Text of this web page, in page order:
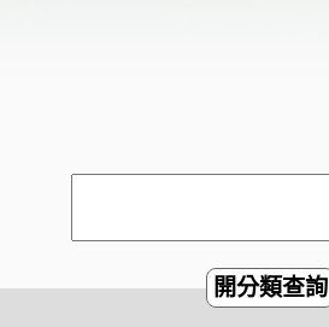
開分類查詢